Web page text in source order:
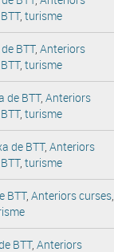
, turisme
BTT, Anteriors
, turisme
de BTT, Anteriors
, turisme
de BTT, Anteriors
, turisme
BTT, Anteriors curses,
BTT, Anteriors